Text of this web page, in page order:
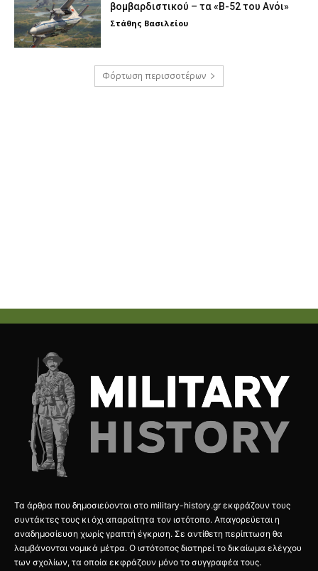
βομβαρδιστικού – τα «Β-52 του Ανόι»
Στάθης Βασιλείου
Φόρτωση περισσοτέρων
Τα άρθρα που δημοσιεύονται στο military-history.gr εκφράζουν τους
συντάκτες τους κι όχι απαραίτητα τον ιστότοπο. Απαγορεύεται η
αναδημοσίευση χωρίς γραπτή έγκριση. Σε αντίθετη περίπτωση θα
λαμβάνονται νομικά μέτρα. Ο ιστότοπος διατηρεί το δικαίωμα ελέγχου
των σχολίων, τα οποία εκφράζουν μόνο το συγγραφέα τους.